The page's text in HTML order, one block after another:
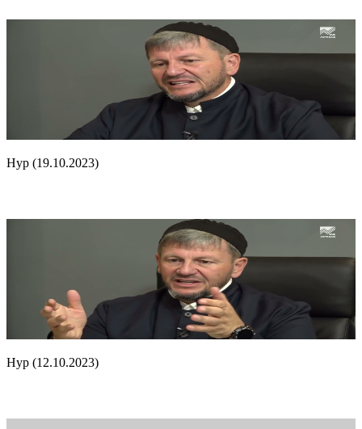
Нур (19.10.2023)
Нур (12.10.2023)